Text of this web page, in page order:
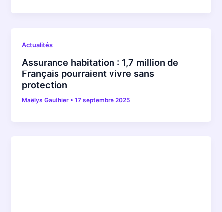
Actualités
Assurance habitation : 1,7 million de
Français pourraient vivre sans
protection
Maëlys Gauthier •17 septembre 2025